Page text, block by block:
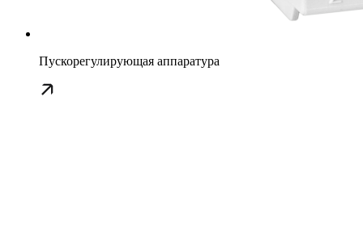
Пускорегулирующая аппаратура